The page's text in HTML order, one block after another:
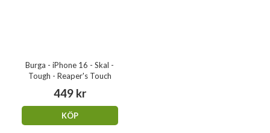
Burga - iPhone 16 - Skal -
Tough - Reaper's Touch
449 kr
KÖP